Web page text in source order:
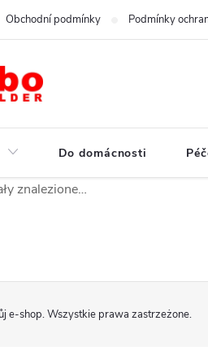
Obchodní podmínky Podmínky
Do domácnosti
znalezione…
e-shop. Wszystkie prawa zastrzeżone.